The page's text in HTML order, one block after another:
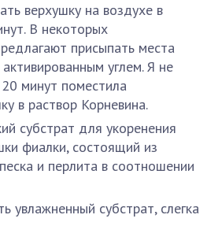
верхушку на воздухе в
В некоторых
присыпать места
углем. Я не
минут поместила
в раствор Корневина.
субстрат для укоренения
фиалки, состоящий из
и перлита в соотношении
увлажненный субстрат, слегка